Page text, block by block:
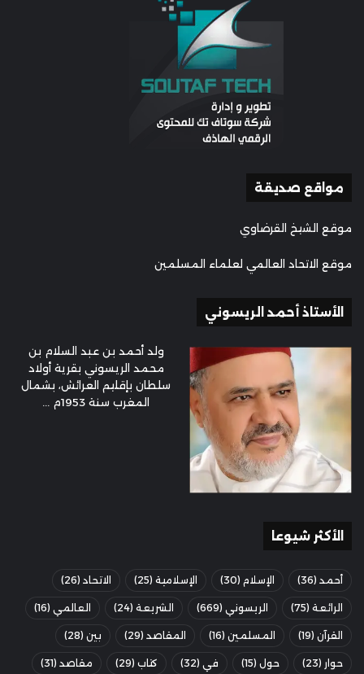
مواقع صديقة
موقع الشيخ القرضاوي
موقع الاتحاد العالمي لعلماء المسلمين
الأستاذ أحمد الريسوني
ولد أحمد بن عبد السلام بن
محمد الريسوني بقرية أولاد
سلطان بإقليم العرائش، بشمال
المغرب سنة 1953م ...
الأكثر شيوعا
أحمد (36) الإسلام (30) الإسلامية (25) الاتحاد (26)
الرائعة (75) الريسوني (669) الشريعة (24) العالمي (16)
القرآن (19) المسلمين (16) المقاصد (29) بين (28)
حوار (23) حول (15) في (32) كتاب (29) مقاصد (31)